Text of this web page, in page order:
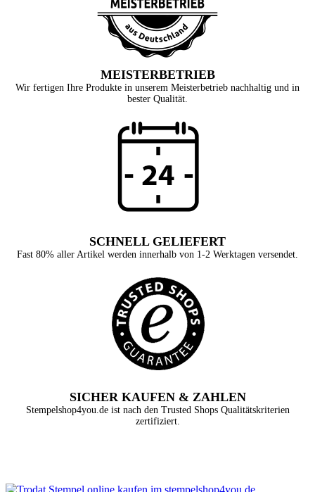
MEISTERBETRIEB
Wir fertigen Ihre Produkte in unserem Meisterbetrieb nachhaltig und in
bester Qualität.
SCHNELL GELIEFERT
Fast 80% aller Artikel werden innerhalb von 1-2 Werktagen versendet.
SICHER KAUFEN & ZAHLEN
Stempelshop4you.de ist nach den Trusted Shops Qualitätskriterien
zertifiziert.